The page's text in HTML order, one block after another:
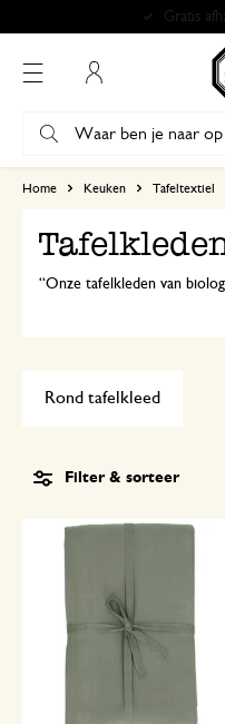
Gratis
Home Keuken Tafeltextiel
Onze tafelkleden van biologisch katoen zijn er in tijdloze kleuren en bijzondere prints. Ook leuk om te
Rond tafelkleed
Filter & sorteer